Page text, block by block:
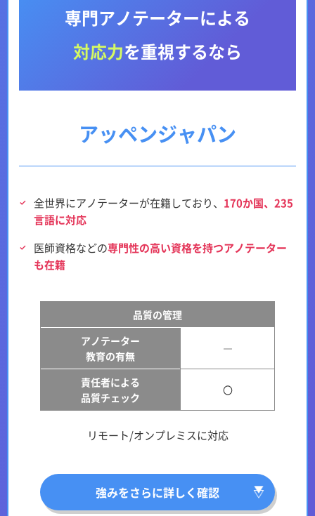
専門アノテーターによる
対応力を重視するなら
アッペンジャパン
全世界にアノテーターが在籍しており、 170か国、235
言語に対応
医師資格などの専門性の高い資格を持つアノテーター
も在籍
品質の管理
アノテーター
教育の有無
―
責任者による
品質チェック
〇
リモート/オンプレミスに対応
強みをさらに詳しく確認